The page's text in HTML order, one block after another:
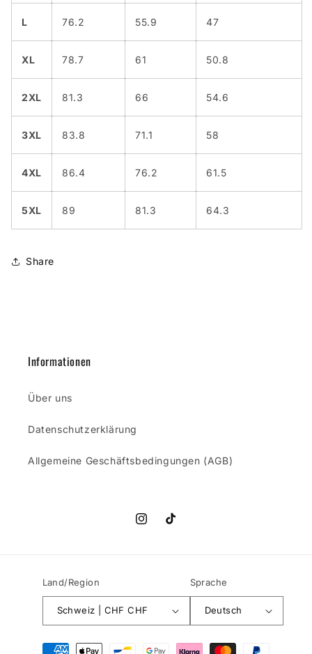
L 76.2 55.9 47
XL 78.7 61 50.8
2XL 81.3 66 54.6
3XL 83.8 71.1 58
4XL 86.4 76.2 61.5
5XL 89 81.3 64.3
Share
Informationen
Über uns
Datenschutzerklärung
Allgemeine Geschäftsbedingungen (AGB)
InstagramTikTok
Land/Region
Schweiz | CHF CHF
Sprache
Deutsch
Zahlungsmethoden